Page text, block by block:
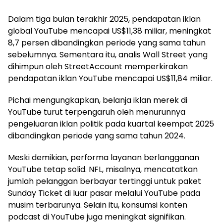
Dalam tiga bulan terakhir 2025, pendapatan iklan
global YouTube mencapai US$11,38 miliar, meningkat
8,7 persen dibandingkan periode yang sama tahun
sebelumnya. Sementara itu, analis Wall Street yang
dihimpun oleh StreetAccount memperkirakan
pendapatan iklan YouTube mencapai US$11,84 miliar.
Pichai mengungkapkan, belanja iklan merek di
YouTube turut terpengaruh oleh menurunnya
pengeluaran iklan politik pada kuartal keempat 2025
dibandingkan periode yang sama tahun 2024.
Meski demikian, performa layanan berlangganan
YouTube tetap solid. NFL, misalnya, mencatatkan
jumlah pelanggan berbayar tertinggi untuk paket
Sunday Ticket di luar pasar melalui YouTube pada
musim terbarunya. Selain itu, konsumsi konten
podcast di YouTube juga meningkat signifikan.